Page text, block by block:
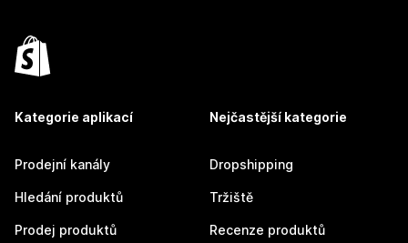
Kategorie aplikací
Prodejní kanály
Hledání produktů
Prodej produktů
Nejčastější kategorie
Dropshipping
Tržiště
Recenze produktů